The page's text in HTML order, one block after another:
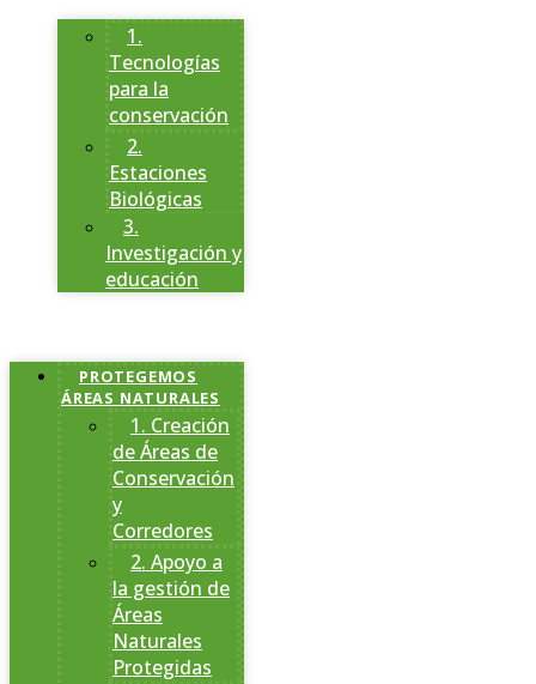
1.
Tecnologías
para la
conservación
2.
Estaciones
Biológicas
3.
Investigación y
educación
PROTEGEMOS
ÁREAS NATURALES
1. Creación
de Áreas de
Conservación
y
Corredores
2. Apoyo a
la gestión de
Áreas
Naturales
Protegidas